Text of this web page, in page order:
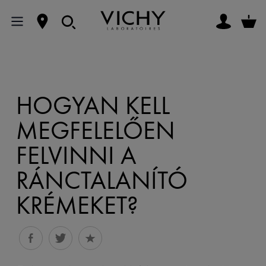
HOGYAN KELL
MEGFELELŐEN
FELVINNI A
RÁNCTALANÍTÓ
KRÉMEKET?